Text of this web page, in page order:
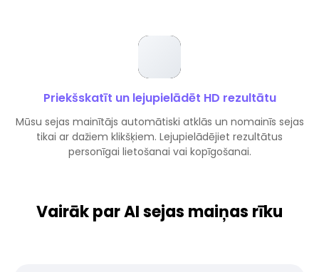
Priekšskatīt un lejupielādēt HD rezultātu
Mūsu sejas mainītājs automātiski atklās un nomainīs sejas
tikai ar dažiem klikšķiem. Lejupielādējiet rezultātus
personīgai lietošanai vai kopīgošanai.
Vairāk par AI sejas maiņas rīku